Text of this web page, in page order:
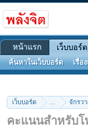
เว็บบอร์ด ... จักรว
คะแนนสำหรับโ
หน้าแรก เว็บบอร์ด
ค้นหาในเว็บบอร์ด เรื่อ